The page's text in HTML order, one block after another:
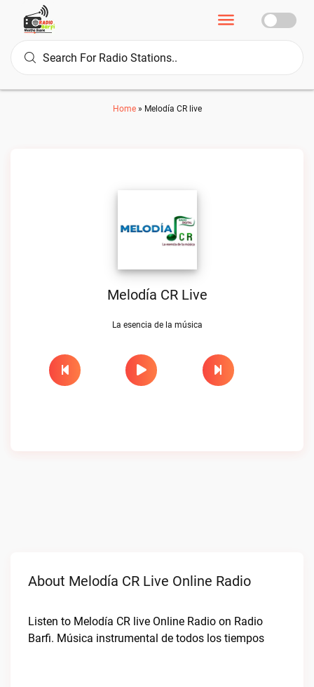
Home» Melodía CR live
Melodía CR Live
La esencia de la música
About Melodía CR Live Online Radio
Listen to Melodía CR live Online Radio on Radio
Barfi. Música instrumental de todos los tiempos